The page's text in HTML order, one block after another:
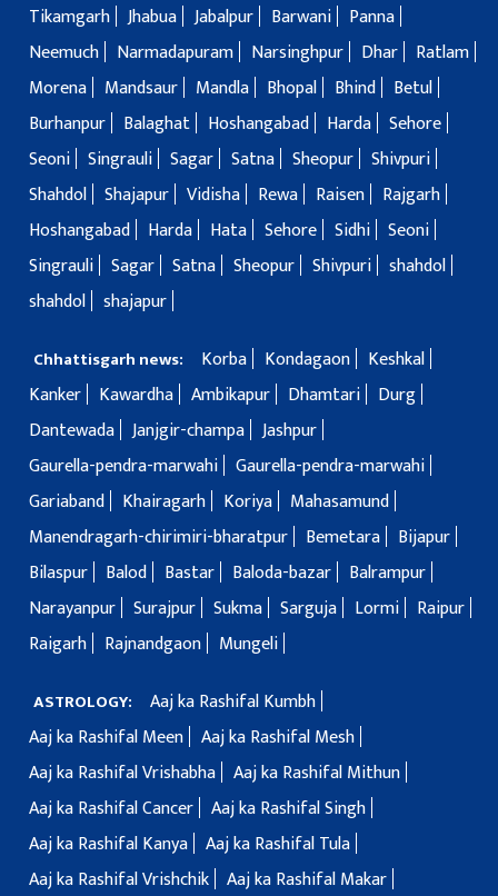
Tikamgarh Jhabua Jabalpur Barwani
Panna
Neemuch
Narmadapuram Narsinghpur Dhar
Ratlam
Morena
Mandsaur Mandla Bhopal Bhind
Betul
Burhanpur
Balaghat Hoshangabad Harda Sehore
Seoni Singrauli Sagar Satna Sheopur Shivpuri
Shahdol Shajapur Vidisha Rewa Raisen
Rajgarh
Hoshangabad
Harda Hata Sehore Sidhi Seoni
Singrauli Sagar Satna Sheopur Shivpuri shahdol
shahdol shajapur
Chhattisgarh news: Korba Kondagaon
Keshkal
Kanker
Kawardha Ambikapur Dhamtari
Durg
Dantewada Janjgir-champa Jashpur
Gaurella-pendra-marwahi Gaurella-pendra-marwahi
Gariaband
Khairagarh Koriya
Mahasamund
Manendragarh-chirimiri-bharatpur
Bemetara
Bijapur
Bilaspur
Balod Bastar Baloda-bazar
Balrampur
Narayanpur Surajpur Sukma Sarguja Lormi
Raipur
Raigarh
Rajnandgaon Mungeli
ASTROLOGY:
Aaj ka Rashifal Kumbh
Aaj ka Rashifal Meen Aaj ka Rashifal Mesh
Aaj ka Rashifal Vrishabha Aaj ka Rashifal Mithun
Aaj ka Rashifal Cancer Aaj ka Rashifal Singh
Aaj ka Rashifal Kanya Aaj ka Rashifal Tula
Aaj ka Rashifal Vrishchik Aaj ka Rashifal Makar